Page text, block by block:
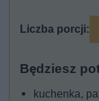
Liczba porcji:
Będziesz
kuchenka,